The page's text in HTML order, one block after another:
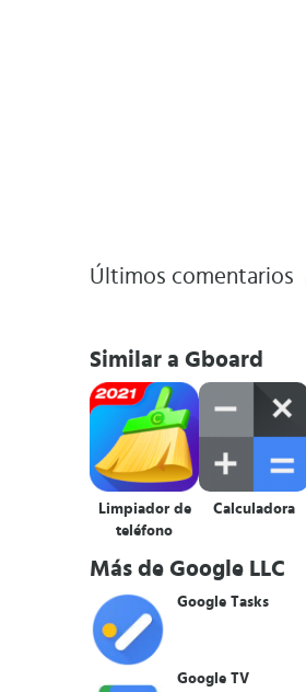
Últimos comentarios
Similar a Gboard
Limpiador de
teléfono
Calculadora
Más de Google LLC
Google Tasks
Google TV